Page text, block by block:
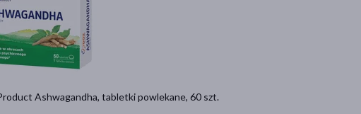
Ashwagandha, tabletki powlekane, 60 szt.